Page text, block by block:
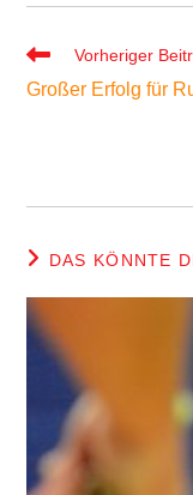
Weitere
ansehen
Vorheriger
Großer Erfolg für
DAS KÖNNTE